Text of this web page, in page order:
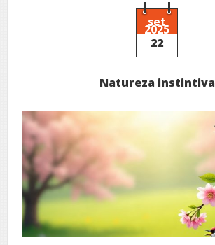
set
2025
22
Natureza instintiva